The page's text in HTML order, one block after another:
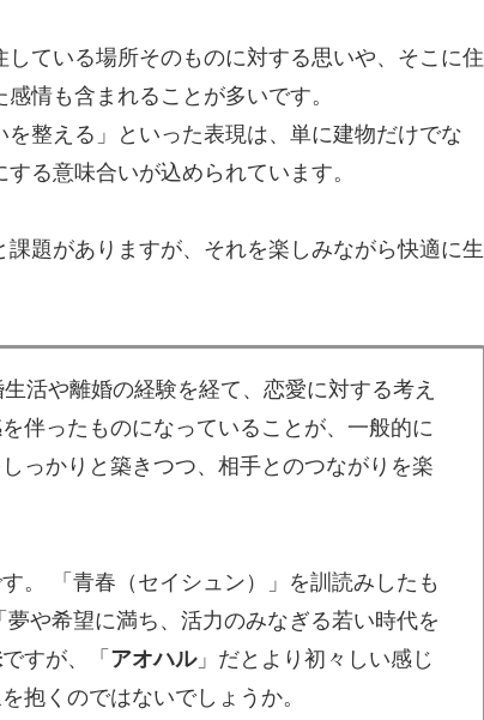
している場所そのものに対する思いや、そこに住
情も含まれることが多いです。
整える」といった表現は、単に建物だけでな
る意味合いが込められています。
題がありますが、それを楽しみながら快適に生
活や離婚の経験を経て、恋愛に対する考え
伴ったものになっていることが、一般的に
っかりと築きつつ、相手とのつながりを楽
。 「青春（セイシュン）」を訓読みしたも
や希望に満ち、活力のみなぎる若い時代を
ですが、「 アオハル」だとより初々しい感じ
抱くのではないでしょうか。